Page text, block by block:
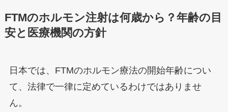
FTMのホルモン注射は何歳から？年齢の目
安と医療機関の方針
日本では、FTMのホルモン療法の開始年齢につい
て、法律で一律に定めているわけではありませ
ん。